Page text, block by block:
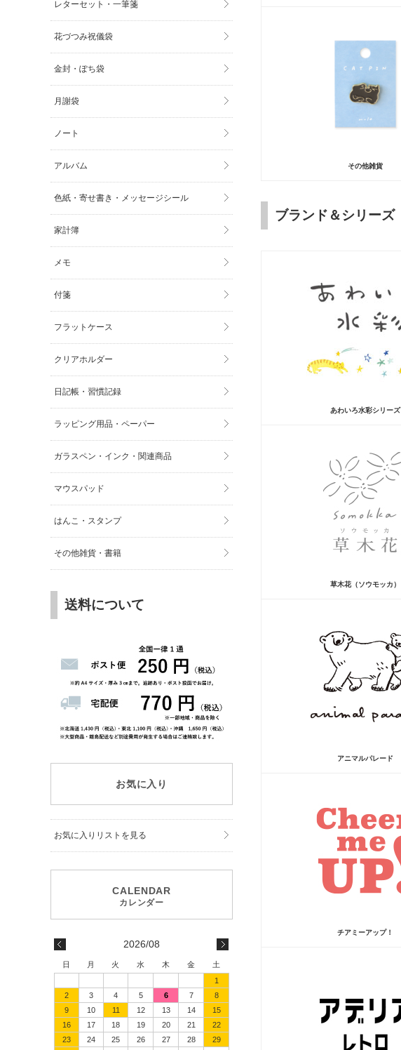
その他雑貨
ブランド＆シリーズ
あわいろ水彩シリーズ
草木花（ソウモッカ）
アニマルパレード
チアミーアップ！
レターセット・一筆箋
花づつみ祝儀袋
金封・ぽち袋
月謝袋
ノート
アルバム
色紙・寄せ書き・メッセージシール
家計簿
メモ
付箋
フラットケース
クリアホルダー
日記帳・習慣記録
ラッピング用品・ペーパー
ガラスペン・インク・関連商品
マウスパッド
はんこ・スタンプ
その他雑貨・書籍
送料について
お気に入り
お気に入りリストを見る
2026/08
日 月 火 水 木 金
土
1
2
3 4 5 6 7
8
9
10 11 12 13 14
15
16
17 18 19 20 21
22
23
24 25 26 27 28
29